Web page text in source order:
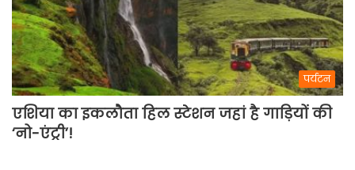
पर्यटन
एशिया का इकलौता हिल स्टेशन जहां है गाड़ियों की
‘नो-एंट्री’!